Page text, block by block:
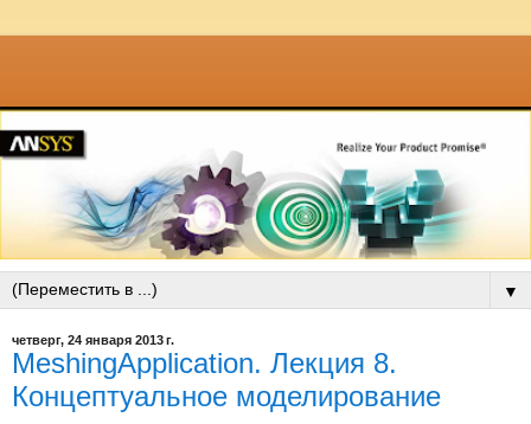
▼
четверг, 24 января 2013 г.
MeshingApplication. Лекция 8.
Концептуальное моделирование